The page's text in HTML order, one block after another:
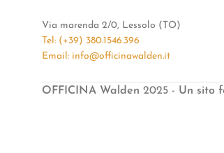
Via marenda 2/0, Lessolo (TO)
Tel: (+39) 380.1546.396
Email: info@officinawalden.it
OFFICINA Walden 2025 - Un sito